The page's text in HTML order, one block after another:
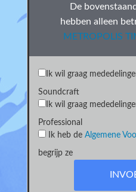
De
hebben alleen
METROPOLIS
Ik wil graag
Soundcraft
Ik wil graag
Professional
Ik heb de Algemene
begrijp ze